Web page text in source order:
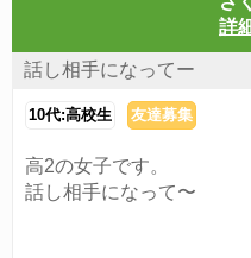
詳
話し相手になってー
10代:高校生 友達募集
高2の女子です。
話し相手になって〜